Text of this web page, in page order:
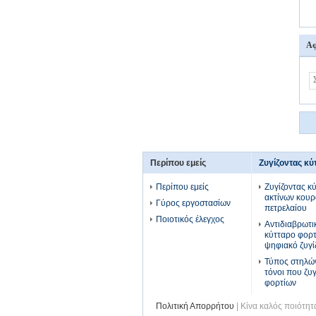
Περίπου εμείς
Περίπου εμείς
Γύρος εργοστασίων
Ποιοτικός έλεγχος
Ζυγίζοντας
Ζυγίζοντας
ακτίνων
πετρελαίου
κύτταρο
ψηφιακό
Τύπος
τόνοι που
φορτίων
Πολιτική Απορρήτου | Κίνα καλός